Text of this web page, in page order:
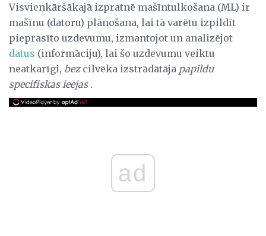
Visvienkāršākajā izpratnē mašīntulkošana (ML) ir
mašīnu (datoru) plānošana, lai tā varētu izpildīt
pieprasīto uzdevumu, izmantojot un analizējot
datus (informāciju), lai šo uzdevumu veiktu
neatkarīgi, bezcilvēka izstrādātāja papildu
specifiskas ieejas.
ad